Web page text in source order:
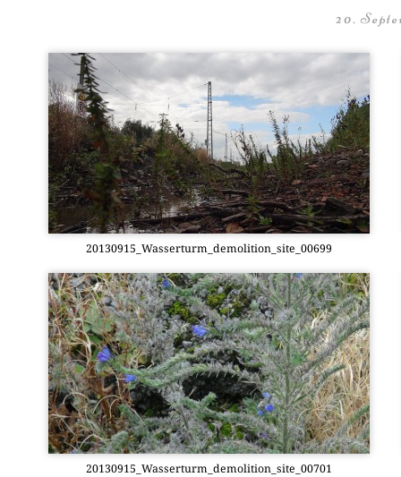
20.
20130915_Wasserturm_demolition_site_00699
20130915_Wasserturm_demolition_site_00701